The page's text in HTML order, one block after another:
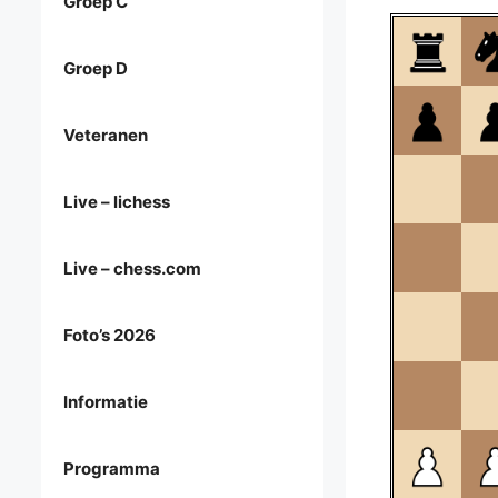
Groep D
Veteranen
Live – lichess
Live – chess.com
Foto’s 2026
Informatie
Programma